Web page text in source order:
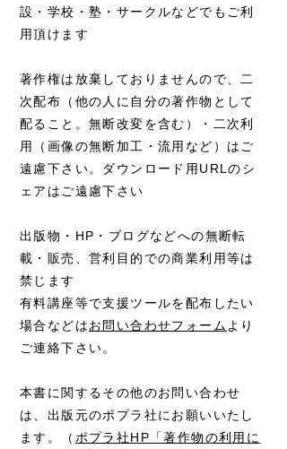
設・学校・塾・サークルなどでもご利
用頂けます
著作権は放棄しておりませんので、二
次配布（他の人に自分の著作物として
配ること。無断改変を含む）・二次利
用（画像の無断加工・流用など）はご
遠慮下さい。ダウンロード用URLのシ
ェアはご遠慮下さい
出版物・HP・ブログなどへの無断転
載・販売、営利目的での商業利用等は
禁じます
有料講座等で支援ツールを配布したい
場合などはお問い合わせフォーム より
ご連絡下さい。
本書に関するその他のお問い合わせ
は、出版元のポプラ社にお願いいたし
ます。（ ポプラ社HP​「著作物の利用に